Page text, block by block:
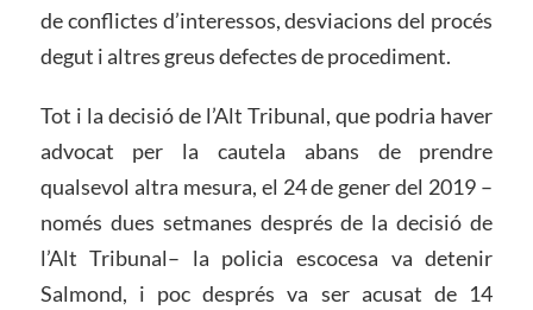
de conflictes d’interessos, desviacions del procés
degut i altres greus defectes de procediment.
Tot i la decisió de l’Alt Tribunal, que podria haver
advocat per la cautela abans de prendre
qualsevol altra mesura, el 24 de gener del 2019 –
només dues setmanes després de la decisió de
l’Alt Tribunal– la policia escocesa va detenir
Salmond, i poc després va ser acusat de 14